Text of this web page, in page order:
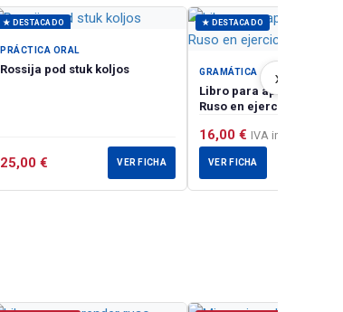
★ DESTACADO
PRÁCTICA ORAL
Rossija pod stuk koljos
25,00 € VER FICHA
★ DESTACADO
GRAMÁTICA
Libro para aprender
Ruso en ejercicios
16,00 € IVA incluido
VER FICHA
›